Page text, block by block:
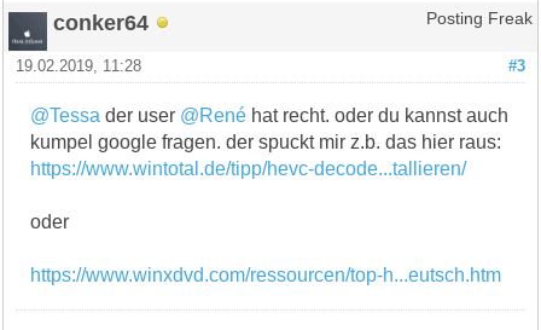
conker64 Posting Freak
#3
19.02.2019, 11:28
@Tessa der user @René hat recht. oder du kannst auch
kumpel google fragen. der spuckt mir z.b. das hier raus:
https://www.wintotal.de/tipp/hevc-decode...tallieren/
oder
https://www.winxdvd.com/ressourcen/top-h...eutsch.htm